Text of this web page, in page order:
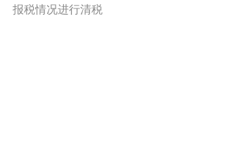
报税情况进行清税